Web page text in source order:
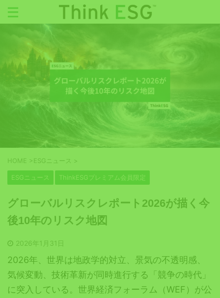
HOME >ESGニュース >
ESGニュース ThinkESGプレミアム会員限定
グローバルリスクレポート2026が描く今
後10年のリスク地図
2026年1月31日
2026年、世界は地政学的対立、景気の不透明感、
気候変動、技術革新が同時進行する「競争の時代」
に突入している。世界経済フォーラム（WEF）が公